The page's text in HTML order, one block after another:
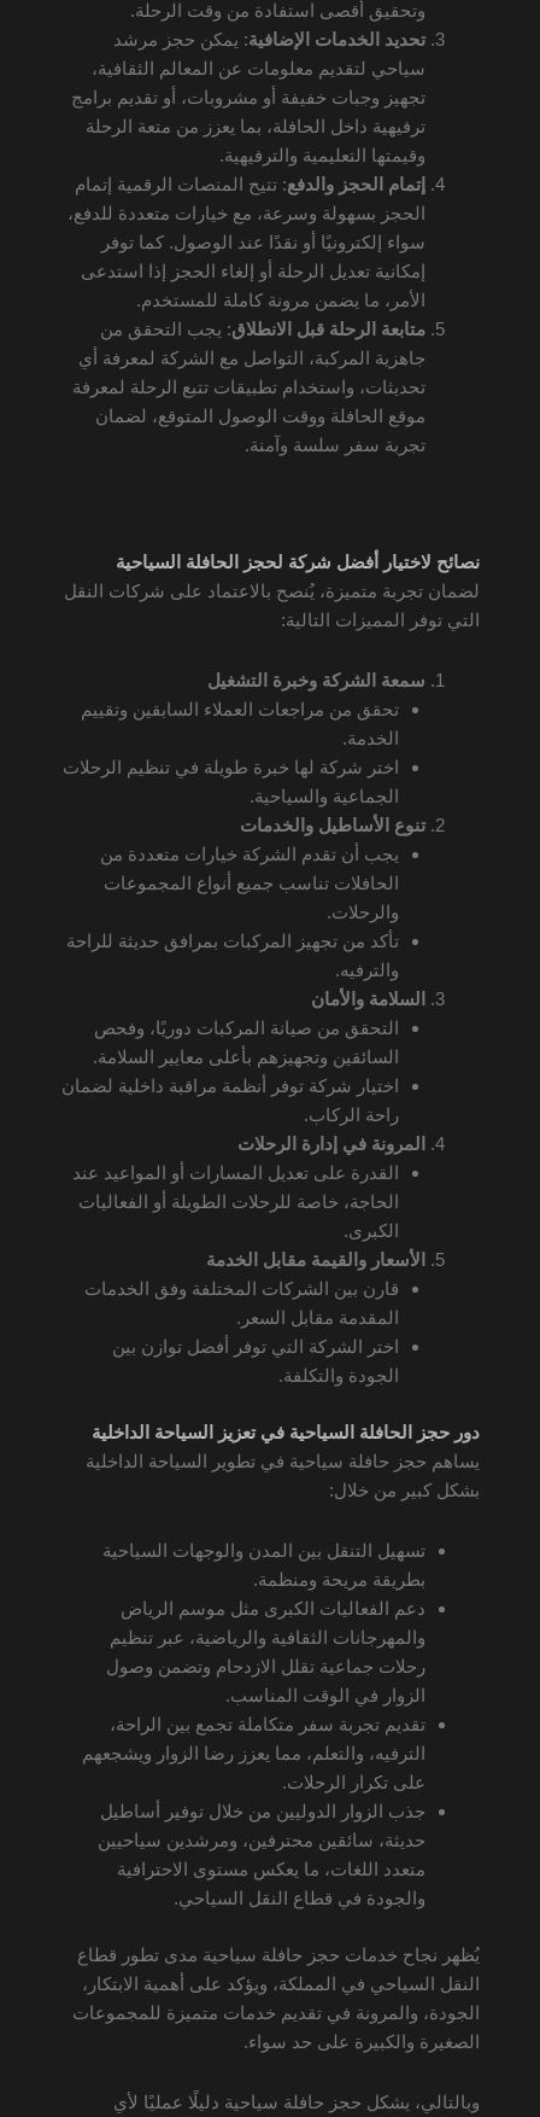
وتحقيق أقصى استفادة من وقت الرحلة.
تحديد الخدمات الإضافية: يمكن حجز مرشد
سياحي لتقديم معلومات عن المعالم الثقافية،
تجهيز وجبات خفيفة أو مشروبات، أو تقديم برامج
ترفيهية داخل الحافلة، بما يعزز من متعة الرحلة
وقيمتها التعليمية والترفيهية.
إتمام الحجز والدفع: تتيح المنصات الرقمية إتمام
الحجز بسهولة وسرعة، مع خيارات متعددة للدفع،
سواء إلكترونيًا أو نقدًا عند الوصول. كما توفر
إمكانية تعديل الرحلة أو إلغاء الحجز إذا استدعى
الأمر، ما يضمن مرونة كاملة للمستخدم.
متابعة الرحلة قبل الانطلاق: يجب التحقق من
جاهزية المركبة، التواصل مع الشركة لمعرفة أي
تحديثات، واستخدام تطبيقات تتبع الرحلة لمعرفة
موقع الحافلة ووقت الوصول المتوقع، لضمان
تجربة سفر سلسة وآمنة.
نصائح لاختيار أفضل شركة لحجز الحافلة السياحية
لضمان تجربة متميزة، يُنصح بالاعتماد على شركات النقل
التي توفر المميزات التالية:
سمعة الشركة وخبرة التشغيل
تحقق من مراجعات العملاء السابقين وتقييم
الخدمة.
اختر شركة لها خبرة طويلة في تنظيم الرحلات
الجماعية والسياحية.
تنوع الأساطيل والخدمات
يجب أن تقدم الشركة خيارات متعددة من
الحافلات تناسب جميع أنواع المجموعات
والرحلات.
تأكد من تجهيز المركبات بمرافق حديثة للراحة
والترفيه.
السلامة والأمان
التحقق من صيانة المركبات دوريًا، وفحص
السائقين وتجهيزهم بأعلى معايير السلامة.
اختيار شركة توفر أنظمة مراقبة داخلية لضمان
راحة الركاب.
المرونة في إدارة الرحلات
القدرة على تعديل المسارات أو المواعيد عند
الحاجة، خاصة للرحلات الطويلة أو الفعاليات
الكبرى.
الأسعار والقيمة مقابل الخدمة
قارن بين الشركات المختلفة وفق الخدمات
المقدمة مقابل السعر.
اختر الشركة التي توفر أفضل توازن بين
الجودة والتكلفة.
دور حجز الحافلة السياحية في تعزيز السياحة الداخلية
يساهم حجز حافلة سياحية في تطوير السياحة الداخلية
بشكل كبير من خلال:
تسهيل التنقل بين المدن والوجهات السياحية
بطريقة مريحة ومنظمة.
دعم الفعاليات الكبرى مثل موسم الرياض
والمهرجانات الثقافية والرياضية، عبر تنظيم
رحلات جماعية تقلل الازدحام وتضمن وصول
الزوار في الوقت المناسب.
تقديم تجربة سفر متكاملة تجمع بين الراحة،
الترفيه، والتعلم، مما يعزز رضا الزوار ويشجعهم
على تكرار الرحلات.
جذب الزوار الدوليين من خلال توفير أساطيل
حديثة، سائقين محترفين، ومرشدين سياحيين
متعدد اللغات، ما يعكس مستوى الاحترافية
والجودة في قطاع النقل السياحي.
يُظهر نجاح خدمات حجز حافلة سياحية مدى تطور قطاع
النقل السياحي في المملكة، ويؤكد على أهمية الابتكار،
الجودة، والمرونة في تقديم خدمات متميزة للمجموعات
الصغيرة والكبيرة على حد سواء.
وبالتالي، يشكل حجز حافلة سياحية دليلًا عمليًا لأي